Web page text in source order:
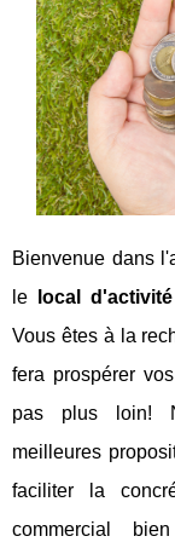
Bienvenue dans
le
local
Vous êtes à la
fera prospérer
pas plus loin!
meilleures
faciliter la
commercial